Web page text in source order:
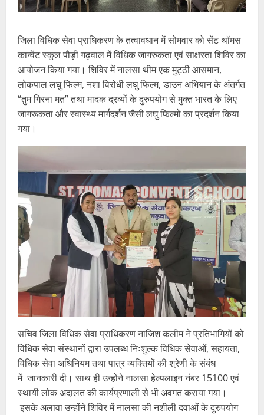
जिला विधिक सेवा प्राधिकरण के तत्वावधान में सोमवार को सेंट थॉमस
कान्वेंट स्कूल पौड़ी गढ़वाल में विधिक जागरुकता एवं साक्षरता शिविर का
आयोजन किया गया। शिविर में नालसा थीम एक मुट्ठी आसमान,
लोकपाल लघु फिल्म, नशा विरोधी लघु फिल्म, डाउन अभियान के अंतर्गत
“तुम गिरना मत” तथा मादक द्रव्यों के दुरुपयोग से मुक्त भारत के लिए
जागरूकता और स्वास्थ्य मार्गदर्शन जैसी लघु फिल्मों का प्रदर्शन किया
गया।
सचिव जिला विधिक सेवा प्राधिकरण नाजिश कलीम ने प्रतिभागियों को
विधिक सेवा संस्थानों द्वारा उपलब्ध निःशुल्क विधिक सेवाओं, सहायता,
विधिक सेवा अधिनियम तथा पात्र व्यक्तियों की श्रेणी के संबंध
में जानकारी दी। साथ ही उन्होंने नालसा हेल्पलाइन नंबर 15100 एवं
स्थायी लोक अदालत की कार्यप्रणाली से भी अवगत कराया गया।
इसके अलावा उन्होंने शिविर में नालसा की नशीली दवाओं के दुरुपयोग